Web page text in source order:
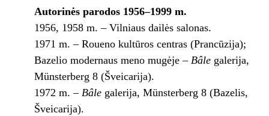
Autorinės parodos 1956–1999 m.
1956, 1958 m. – Vilniaus dailės salonas.
1971 m. – Roueno kultūros centras (Prancūzija);
Bazelio modernaus meno mugėje – Bâle galerija,
Münsterberg 8 (Šveicarija).
1972 m. – Bâlegalerija, Münsterberg 8 (Bazelis,
Šveicarija).